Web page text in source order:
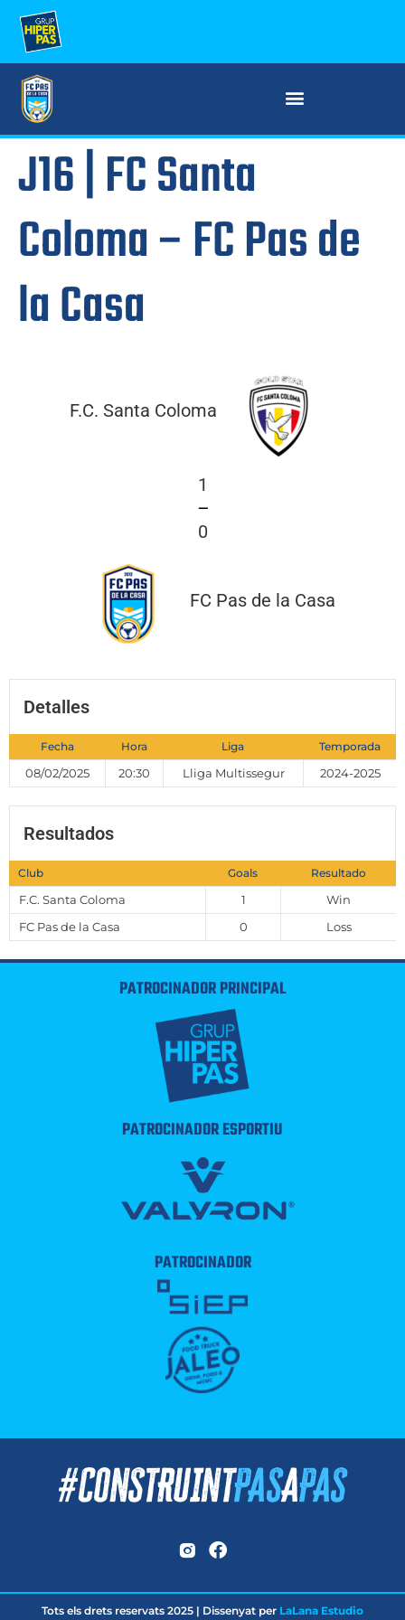
J16 | FC Santa
Coloma – FC Pas de
la Casa
F.C. Santa Coloma
1
—
0
FC Pas de la Casa
Detalles
Fecha Hora Liga Temporada
08/02/2025 20:30 Lliga Multissegur 2024-2025
Resultados
Club Goals Resultado
F.C. Santa Coloma 1
Win
FC Pas de la Casa
0 Loss
PATROCINADOR PRINCIPAL
PATROCINADOR ESPORTIU
PATROCINADOR
Tots els drets reservats 2025 | Dissenyat per LaLana Estudio